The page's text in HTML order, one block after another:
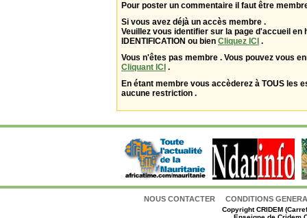
Pour poster un commentaire il faut être
Si vous avez déjà un accès membre .
Veuillez vous identifier sur la page d'accueil en
IDENTIFICATION ou bien Cliquez ICI .
Vous n'êtes pas membre . Vous pouvez vous
Cliquant ICI .
En étant membre vous accèderez à TOUS les
aucune restriction .
NOUS CONTACTER CONDITIONS
CopyrightCRIDEM